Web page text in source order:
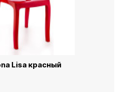
Lisa красный